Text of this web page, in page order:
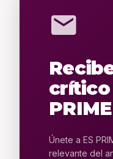
mail
crítico
Únete a ES
relevante del